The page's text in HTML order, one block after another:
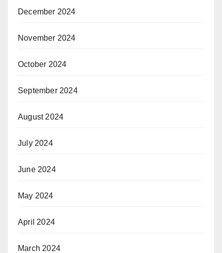
December 2024
November 2024
October 2024
September 2024
August 2024
July 2024
June 2024
May 2024
April 2024
March 2024